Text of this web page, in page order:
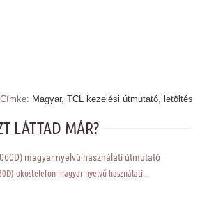
Címke: Magyar, TCL kezelési útmutató letöltés
LÁTTAD MÁR?
magyar nyelvű használati útmutató
okostelefon magyar nyelvű használati...